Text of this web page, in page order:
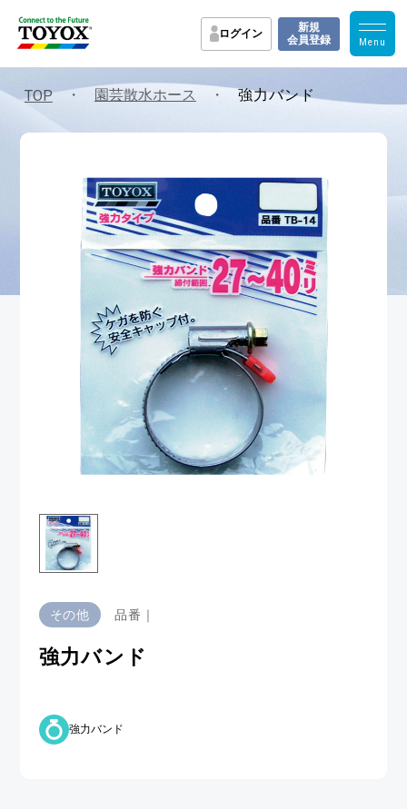
ログイン
新規
会員登録
TOP ・ 園芸散水ホース ・ 強力バンド
その他 品番｜
強力バンド
強力バンド